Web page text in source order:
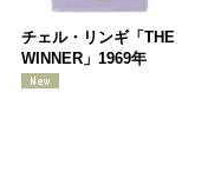
チェル・リンギ「THE
WINNER」1969年